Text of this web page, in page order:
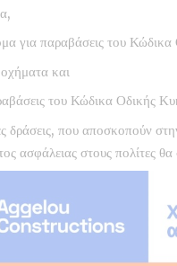
για παραβάσεις του
οχήματα και
του Κώδικα Οδικής
δράσεις, που αποσκοπούν
ασφάλειας στους πολίτες